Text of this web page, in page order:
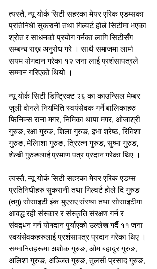
त्यस्तै, न्यू योर्क सिटी सहरका मेयर एरिक एडम्सका
प्रतिनिधी सुकरानी तथा गिल्वर्ट होले सिटीमा भएका
श्रोत र साधनको प्रयोग गर्नका लागि सिटीसँग
सम्बन्ध राख्न अनुरोध गरे । साथै समाजमा लामो
सयम योगदान गरेका १२ जना लाई प्रशंसापत्रले
सम्मान गरिएको थियो ।
न्यू योर्क सिटी डिष्ट्रिक्ट २६ का काउन्सिल मेम्बर
जुली वोनले नियमिति स्वयंसेवक गर्ने बालिकाहरु
फिनिक्स राना मगर, निमिका थापा मगर, ओजाश्री
गुरुङ, रक्षा गुरुङ, शिला गुरुङ, इभा श्रेष्ठ, रितिशा
गुरुङ, मेलिाशा गुरुङ, त्रिरत्न गुरुङ, सुष्मा गुरुङ,
शेल्बी गुरुङलाई प्रमाण पत्र प्रदान गरेका थिए ।
त्यस्तै, न्यू योर्क सिटी सहरका मेयर एरिक एडम्स
प्रतिनिधीहरु सुकरानी तथा गिल्वर्ट होले दि गुरुङ
(तमु) सोसाइटी इंक युएसए संस्था तथा सोसाइटीमा
आवद्ध रही संस्कार र संस्कृति संरक्षण गर्न र
संवद्र्धन गर्न योगदान पुर्याएको उल्लेख गर्दै ११ जना
स्वयंसेवकहरुलाई प्रशंसापत्र प्रदान गरेका थिए ।
सम्मानितहरूमा अशोक गुरुङ, ओम बहादुर गुरुङ,
अलिशा गुरुङ, अञ्जित गुरुङ, तुलसी प्रसाद गुरुङ,